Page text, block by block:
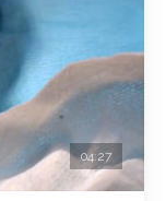
04:27